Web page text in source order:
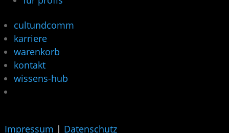
cultundcomm
karriere
warenkorb
kontakt
wissens-hub
Impressum | Datenschutz